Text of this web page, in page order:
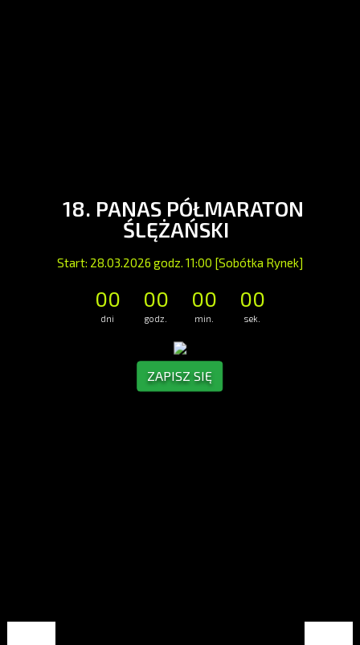
18. PANAS PÓŁMARATON
ŚLĘŻAŃSKI
Start: 28.03.2026 godz. 11:00 [Sobótka Rynek]
00
dni
00
godz.
00
min.
00
sek.
ZAPISZ SIĘ